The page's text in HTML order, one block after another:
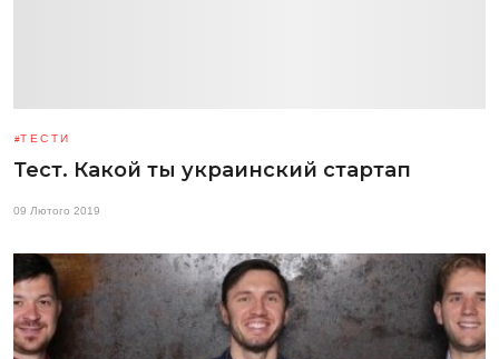
ТЕСТИ
Тест. Какой ты украинский стартап
09 Лютого 2019